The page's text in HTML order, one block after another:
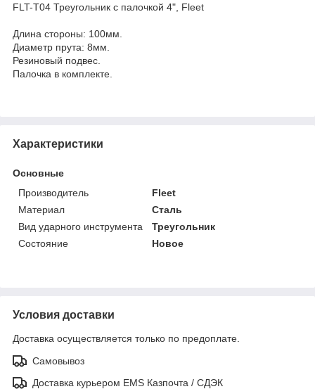
FLT-T04 Треугольник с палочкой 4", Fleet
Длина стороны: 100мм.
Диаметр прута: 8мм.
Резиновый подвес.
Палочка в комплекте.
Характеристики
Основные
Производитель
Fleet
Материал
Сталь
Вид ударного инструмента
Треугольник
Состояние
Новое
Условия доставки
Доставка осуществляется только по предоплате.
Самовывоз
Доставка курьером EMS Казпочта / СДЭК